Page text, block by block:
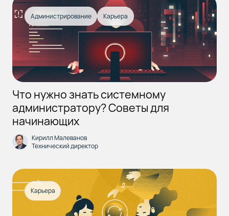
Администрирование Карьера
Что нужно знать системному
администратору? Советы для
начинающих
Кирилл Малеванов
Технический директор
Карьера